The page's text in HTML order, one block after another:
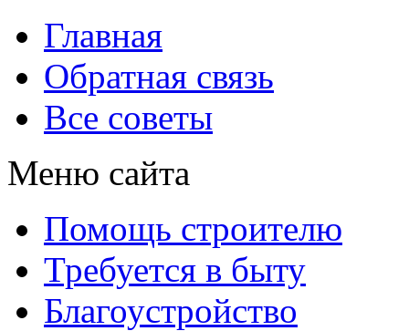
Главная
Обратная связь
Все советы
Меню сайта
Помощь строителю
Требуется в быту
Благоустройство